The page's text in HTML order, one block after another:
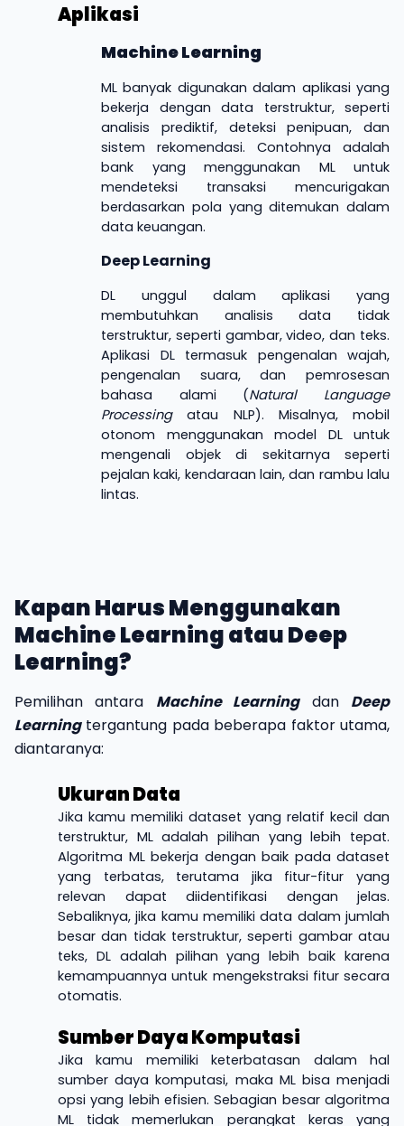
Aplikasi
Machine Learning
ML banyak digunakan dalam aplikasi yang
bekerja dengan data terstruktur, seperti
analisis prediktif, deteksi penipuan, dan
sistem rekomendasi. Contohnya adalah
bank yang menggunakan ML untuk
mendeteksi transaksi mencurigakan
berdasarkan pola yang ditemukan dalam
data keuangan.
Deep Learning
DL unggul dalam aplikasi yang
membutuhkan analisis data tidak
terstruktur, seperti gambar, video, dan teks.
Aplikasi DL termasuk pengenalan wajah,
pengenalan suara, dan pemrosesan
bahasa alami (Natural Language
Processingatau NLP). Misalnya, mobil
otonom menggunakan model DL untuk
mengenali objek di sekitarnya seperti
pejalan kaki, kendaraan lain, dan rambu lalu
lintas.
Kapan Harus Menggunakan
Machine Learning atau Deep
Learning?
Pemilihan antara Machine Learningdan Deep
Learningtergantung pada beberapa faktor utama,
diantaranya:
Ukuran Data
Jika kamu memiliki dataset yang relatif kecil dan
terstruktur, ML adalah pilihan yang lebih tepat.
Algoritma ML bekerja dengan baik pada dataset
yang terbatas, terutama jika fitur-fitur yang
relevan dapat diidentifikasi dengan jelas.
Sebaliknya, jika kamu memiliki data dalam jumlah
besar dan tidak terstruktur, seperti gambar atau
teks, DL adalah pilihan yang lebih baik karena
kemampuannya untuk mengekstraksi fitur secara
otomatis.
Sumber Daya Komputasi
Jika kamu memiliki keterbatasan dalam hal
sumber daya komputasi, maka ML bisa menjadi
opsi yang lebih efisien. Sebagian besar algoritma
ML tidak memerlukan perangkat keras yang